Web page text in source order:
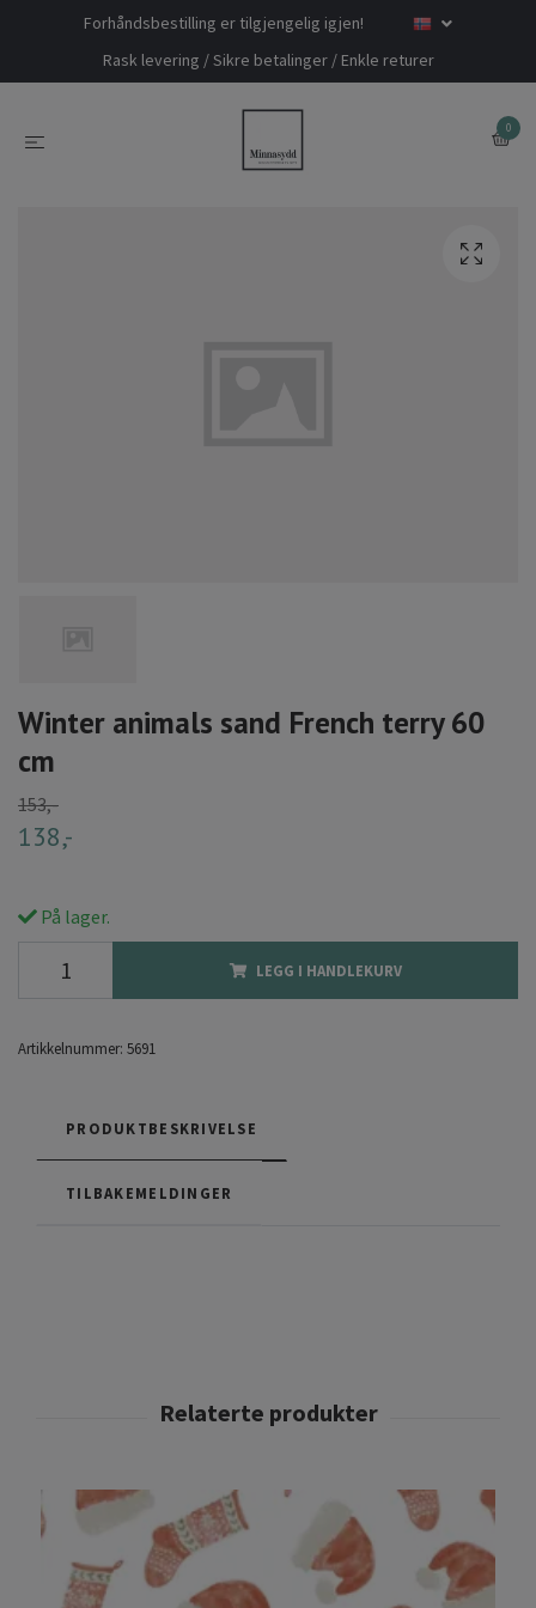
Forhåndsbestilling er tilgjengelig igjen!
Rask levering / Sikre betalinger / Enkle returer
0
Winter animals sand French terry 60
cm
153,-
138,-
På lager.
LEGG I HANDLEKURV
Artikkelnummer: 5691
PRODUKTBESKRIVELSE
TILBAKEMELDINGER